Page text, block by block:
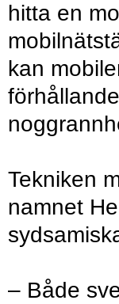
hitta en
kan
Tekniken
namnet
– Både